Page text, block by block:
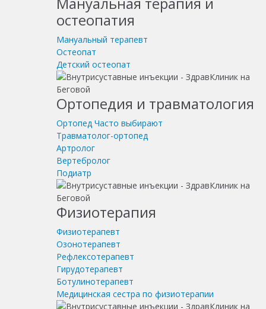
остеопатия
Мануальный терапевт
Остеопат
Детский остеопат
Ортопедия и травматология
Ортопед Часто выбирают
Травматолог-ортопед
Артролог
Вертебролог
Подиатр
Физиотерапия
Физиотерапевт
Озонотерапевт
Рефлексотерапевт
Гирудотерапевт
Ботулинотерапевт
Медицинская сестра по физиотерапии